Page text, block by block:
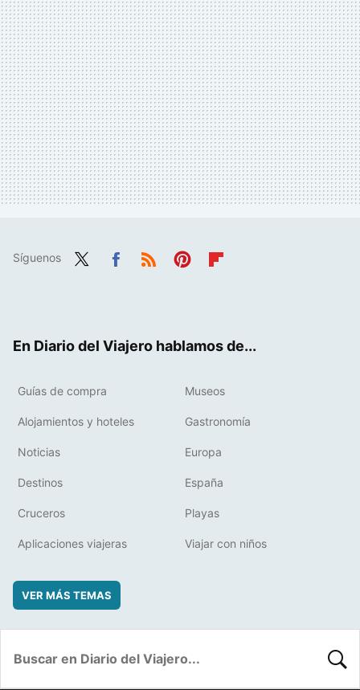
Síguenos
En Diario del Viajero hablamos de...
Guías de compra Museos
Alojamientos y hoteles Gastronomía
Noticias Europa
Destinos España
Cruceros Playas
Aplicaciones viajeras Viajar con niños
VER MÁS TEMAS